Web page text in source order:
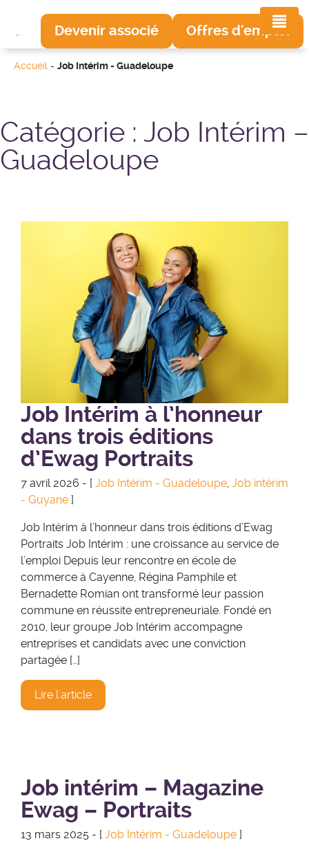
Devenir associé Offres d'emploi
Catégorie : Job Intérim –
Guadeloupe
Job Intérim à l’honneur
dans trois éditions
d’Ewag Portraits
7 avril 2026 - [ Job Intérim - Guadeloupe Job intérim
- Guyane ]
Job Intérim à l’honneur dans trois éditions d’Ewag
Portraits Job Intérim : une croissance au service de
l’emploi Depuis leur rencontre en école de
commerce à Cayenne, Régina Pamphile et
Bernadette Romian ont transformé leur passion
commune en réussite entrepreneuriale. Fondé en
2010, leur groupe Job Intérim accompagne
entreprises et candidats avec une conviction
partagée […]
Lire l'article
Job intérim – Magazine
Ewag – Portraits
13 mars 2025 - [ Job Intérim - Guadeloupe ]
Accueil - Job Intérim - Guadeloupe